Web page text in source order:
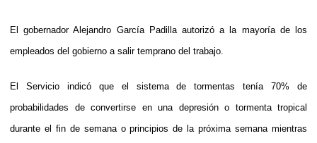
El gobernador Alejandro García Padilla autorizó a la mayoría de los
empleados del gobierno a salir temprano del trabajo.
El Servicio indicó que el sistema de tormentas tenía 70% de
probabilidades de convertirse en una depresión o tormenta tropical
durante el fin de semana o principios de la próxima semana mientras